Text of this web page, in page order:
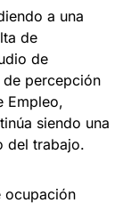
a una
de
de
percepción
Empleo,
siendo una
del trabajo.
ocupación